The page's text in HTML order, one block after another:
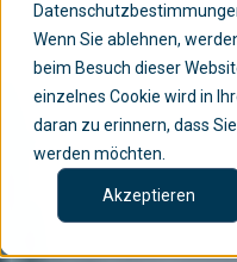
Wenn Sie ablehnen,
beim Besuch dieser
einzelnes Cookie wird in
daran zu erinnern, dass
werden möchten.
Akzeptieren